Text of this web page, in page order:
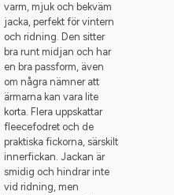
varm, mjuk och bekväm
jacka, perfekt för vintern
och ridning. Den sitter
bra runt midjan och har
en bra passform, även
om några nämner att
ärmarna kan vara lite
korta. Flera uppskattar
fleecefodret och de
praktiska fickorna, särskilt
innerfickan. Jackan är
smidig och hindrar inte
vid ridning, men